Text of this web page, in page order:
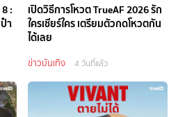
:
า
เปิดวิธีการโหวต TrueAF 2026 รัก
ใครเชียร์ใคร เตรียมตัวกดโหวตกัน
ได้เลย
ข่าวบันเทิง 4 วันที่แล้ว